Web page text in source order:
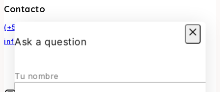
Contacto
(+56) 966770307
infosurmaquetas@surmaquetas.cl
Ask a question
Tu nombre